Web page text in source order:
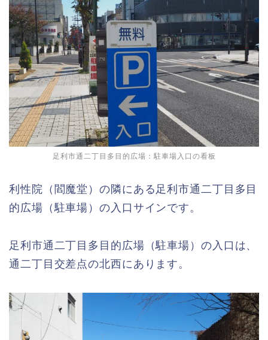
足利市通二丁目多目的広場：駐車場入口の看板
利性院（閻魔堂）の隣にある足利市通二丁目多目
的広場（駐車場）の入口サインです。
足利市通二丁目多目的広場（駐車場）の入口は、
通二丁目交差点の北西にあります。